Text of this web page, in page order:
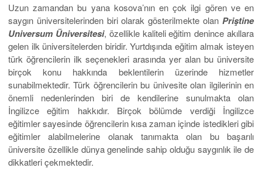
Uzun zamandan bu yana kosova’nın en çok ilgi gören ve en
saygın üniversitelerinden biri olarak gösterilmekte olan Priştine
Universum Üniversitesi, özellikle kaliteli eğitim denince akıllara
gelen ilk üniversitelerden biridir. Yurtdışında eğitim almak isteyen
türk öğrencilerin ilk seçenekleri arasında yer alan bu üniversite
birçok konu hakkında beklentilerin üzerinde hizmetler
sunabilmektedir. Türk öğrencilerin bu ünivesite olan ilgilerinin en
önemli nedenlerinden biri de kendilerine sunulmakta olan
İngilizce eğitim hakkıdır. Birçok bölümde verdiği İngilizce
eğitimler sayesinde öğrencilerin kısa zaman içinde istedikleri gibi
eğitimler alabilmelerine olanak tanımakta olan bu başarılı
üniversite özellikle dünya genelinde sahip olduğu saygınlık ile de
dikkatleri çekmektedir.